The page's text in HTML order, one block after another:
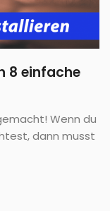
8 einfache
Wenn du
dann musst